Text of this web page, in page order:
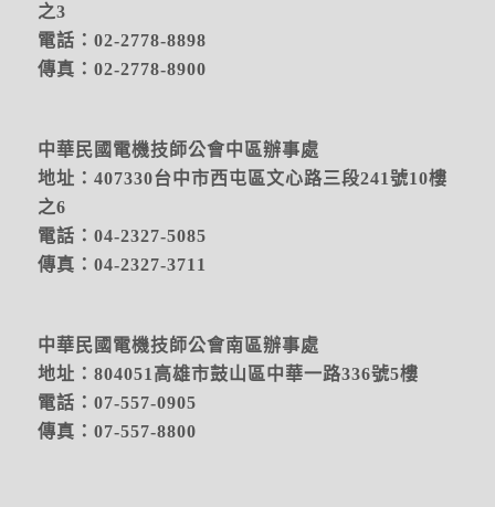
之3
電話：02-2778-8898
傳真：02-2778-8900
中華民國電機技師公會中區辦事處
地址： 407330台中市西屯區文心路三段241號10樓
之6
電話：04-2327-5085
傳真：04-2327-3711
中華民國電機技師公會南區辦事處
地址：804051高雄市鼓山區中華一路336號5樓
電話：07-557-0905
傳真：07-557-8800